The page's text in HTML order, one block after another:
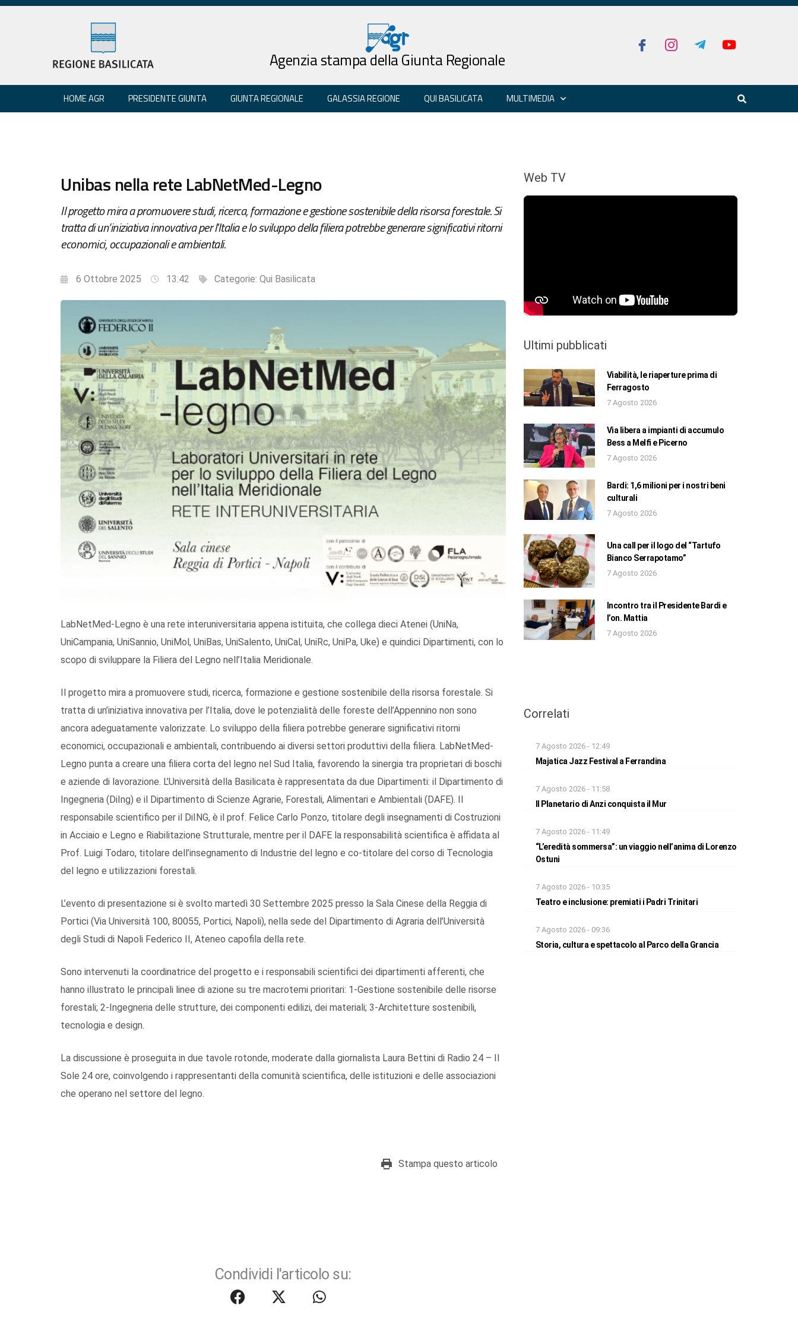
Agenzia stampa della Giunta Regionale
HOME AGR PRESIDENTE GIUNTA GIUNTA REGIONALE GALASSIA REGIONE QUI BASILICATA MULTIMEDIA
Unibas nella rete LabNetMed-Legno
Il progetto mira a promuovere studi, ricerca, formazione e gestione sostenibile della risorsa forestale. Si
tratta di un’iniziativa innovativa per l'Italia e lo sviluppo della filiera potrebbe generare significativi ritorni
economici, occupazionali e ambientali.
6 Ottobre 2025 13:42 Categorie: Qui Basilicata
LabNetMed-Legno è una rete interuniversitaria appena istituita, che collega dieci Atenei (UniNa,
UniCampania, UniSannio, UniMol, UniBas, UniSalento, UniCal, UniRc, UniPa, Uke) e quindici Dipartimenti, con lo
scopo di sviluppare la Filiera del Legno nell’Italia Meridionale.
Il progetto mira a promuovere studi, ricerca, formazione e gestione sostenibile della risorsa forestale. Si
tratta di un’iniziativa innovativa per l’Italia, dove le potenzialità delle foreste dell’Appennino non sono
ancora adeguatamente valorizzate. Lo sviluppo della filiera potrebbe generare significativi ritorni
economici, occupazionali e ambientali, contribuendo ai diversi settori produttivi della filiera. LabNetMed-
Legno punta a creare una filiera corta del legno nel Sud Italia, favorendo la sinergia tra proprietari di boschi
e aziende di lavorazione. L’Università della Basilicata è rappresentata da due Dipartimenti: il Dipartimento di
Ingegneria (DiIng) e il Dipartimento di Scienze Agrarie, Forestali, Alimentari e Ambientali (DAFE). Il
responsabile scientifico per il DiING, è il prof. Felice Carlo Ponzo, titolare degli insegnamenti di Costruzioni
in Acciaio e Legno e Riabilitazione Strutturale, mentre per il DAFE la responsabilità scientifica è affidata al
Prof. Luigi Todaro, titolare dell’insegnamento di Industrie del legno e co-titolare del corso di Tecnologia
del legno e utilizzazioni forestali.
L’evento di presentazione si è svolto martedì 30 Settembre 2025 presso la Sala Cinese della Reggia di
Portici (Via Università 100, 80055, Portici, Napoli), nella sede del Dipartimento di Agraria dell’Università
degli Studi di Napoli Federico II, Ateneo capofila della rete.
Sono intervenuti la coordinatrice del progetto e i responsabili scientifici dei dipartimenti afferenti, che
hanno illustrato le principali linee di azione su tre macrotemi prioritari: 1-Gestione sostenibile delle risorse
forestali; 2-Ingegneria delle strutture, dei componenti edilizi, dei materiali; 3-Architetture sostenibili,
tecnologia e design.
La discussione è proseguita in due tavole rotonde, moderate dalla giornalista Laura Bettini di Radio 24 – Il
Sole 24 ore, coinvolgendo i rappresentanti della comunità scientifica, delle istituzioni e delle associazioni
che operano nel settore del legno.
Stampa questo articolo
Condividi l'articolo su:
Web TV
Ultimi pubblicati
Viabilità, le riaperture prima di
Ferragosto
7 Agosto 2026
Via libera a impianti di accumulo
Bess a Melfi e Picerno
7 Agosto 2026
Bardi: 1,6 milioni per i nostri beni
culturali
7 Agosto 2026
Una call per il logo del “Tartufo
Bianco Serrapotamo”
7 Agosto 2026
Incontro tra il Presidente Bardi e
l’on. Mattia
7 Agosto 2026
Correlati
7 Agosto 2026 - 12:49
Majatica Jazz Festival a Ferrandina
7 Agosto 2026 - 11:58
Il Planetario di Anzi conquista il Mur
7 Agosto 2026 - 11:49
“L’eredità sommersa”: un viaggio nell’anima di Lorenzo
Ostuni
7 Agosto 2026 - 10:35
Teatro e inclusione: premiati i Padri Trinitari
7 Agosto 2026 - 09:36
Storia, cultura e spettacolo al Parco della Grancia